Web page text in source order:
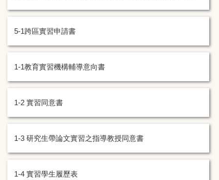
5-1跨區實習申請書
1-1教育實習機構輔導意向書
1-2 實習同意書
1-3 研究生帶論文實習之指導教授同意書
1-4 實習學生履歷表